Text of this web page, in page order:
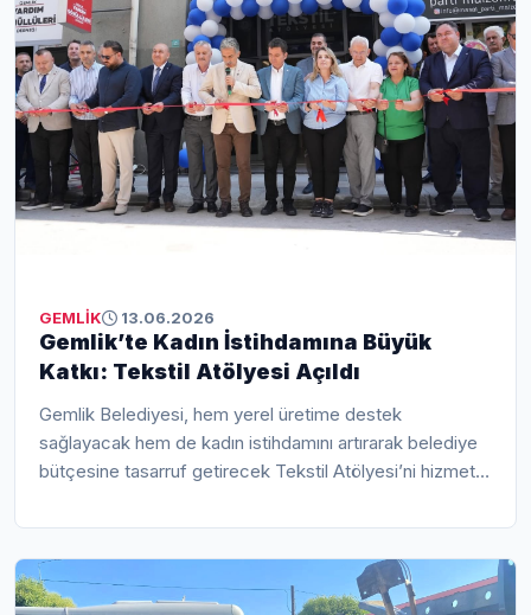
GEMLİK 13.06.2026
Gemlik’te Kadın İstihdamına Büyük
Katkı: Tekstil Atölyesi Açıldı
Gemlik Belediyesi, hem yerel üretime destek
sağlayacak hem de kadın istihdamını artırarak belediye
bütçesine tasarruf getirecek Tekstil Atölyesi’ni hizmete
Deviren, "Ekonomi kötü olabilir ama biz mazeret
üretmek için değil, hizmet etmek için seçildik" dedi.